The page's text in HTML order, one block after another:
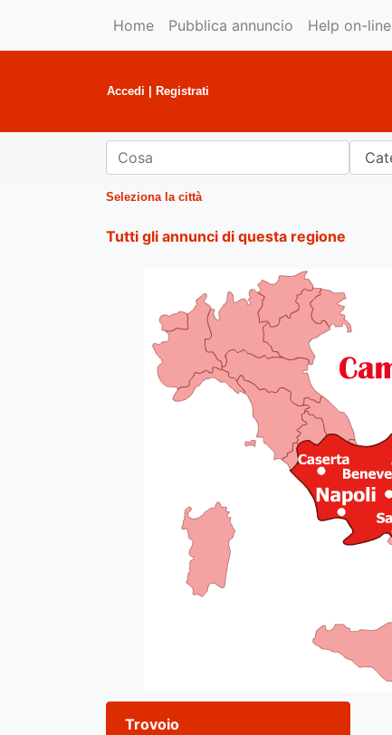
Home Pubblica annuncio Help on-line
Accedi Registrati
Seleziona la città
Tutti gli annunci di questa regione
Trovoio